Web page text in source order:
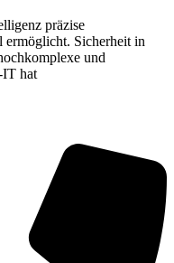
präzise
ermöglicht. Sicherheit in
und
IT hat